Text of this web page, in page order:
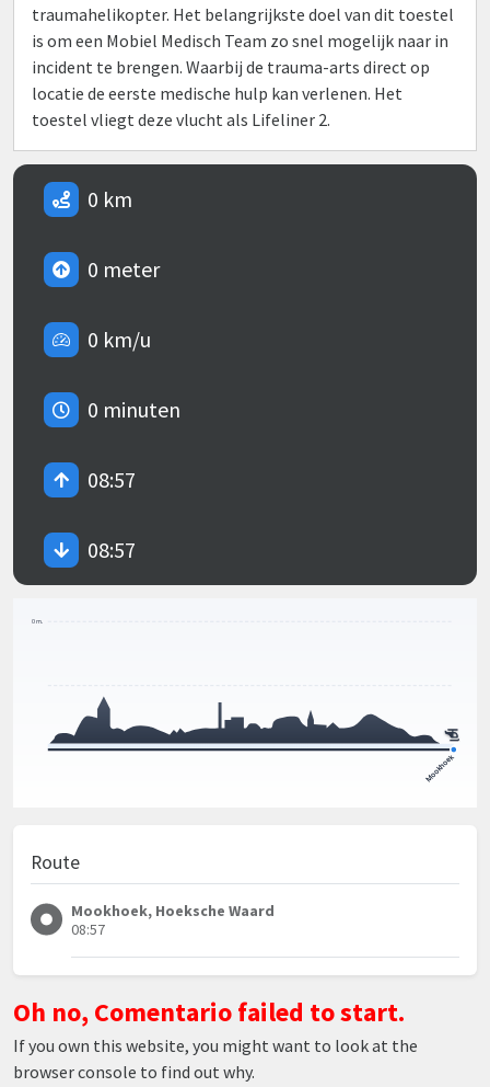
traumahelikopter. Het belangrijkste doel van dit toestel
is om een Mobiel Medisch Team zo snel mogelijk naar in
incident te brengen. Waarbij de trauma-arts direct op
locatie de eerste medische hulp kan verlenen. Het
toestel vliegt deze vlucht als Lifeliner 2.
0 km
0 meter
0 km/u
0 minuten
08:57
08:57
Route
Mookhoek, Hoeksche Waard
08:57
Oh no, Comentario failed to start.
If you own this website, you might want to look at the
browser console to find out why.